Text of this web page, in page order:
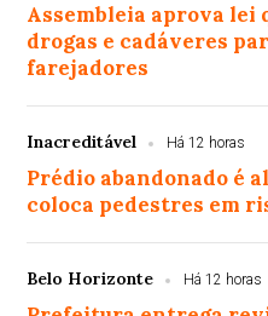
Assembleia aprova lei
drogas e cadáveres
farejadores
Inacreditável Há 12 horas
Prédio abandonado é
coloca pedestres em
Belo Horizonte Há 12 horas